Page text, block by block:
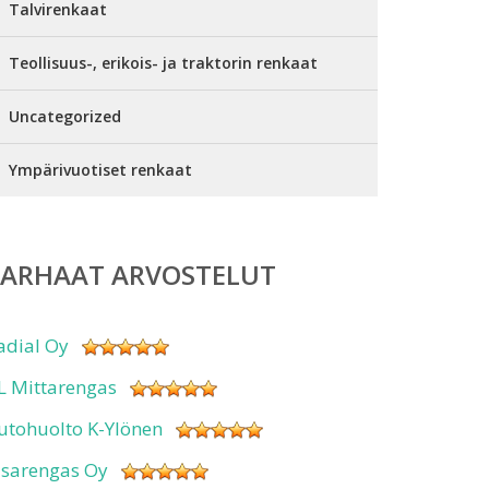
Talvirenkaat
Teollisuus-, erikois- ja traktorin renkaat
Uncategorized
Ympärivuotiset renkaat
ARVOSTELUT
Oy
Mittarengas
K-Ylönen
Oy